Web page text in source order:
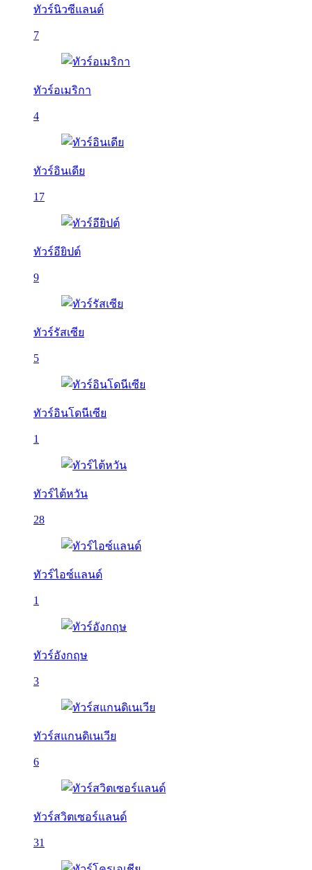
ทัวร์นิวซีแลนด์
7
ทัวร์อเมริกา
4
ทัวร์อินเดีย
17
ทัวร์อียิปต์
9
ทัวร์รัสเซีย
5
ทัวร์อินโดนีเซีย
1
ทัวร์ไต้หวัน
28
ทัวร์ไอซ์แลนด์
1
ทัวร์อังกฤษ
3
ทัวร์สแกนดิเนเวีย
6
ทัวร์สวิตเซอร์แลนด์
31